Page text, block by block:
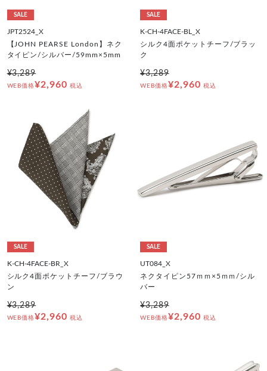
SALE
JPT2524_X
【JOHN PEARSE London】ネク
タイピン/シルバー/59mm×5mm
¥3,289
WEB価格¥2,960 税込
SALE
K-CH-4FACE-BL_X
シルク4面ポケットチーフ/ブラッ
ク
¥3,289
WEB価格¥2,960 税込
SALE
K-CH-4FACE-BR_X
シルク4面ポケットチーフ/ブラウ
ン
¥3,289
WEB価格¥2,960 税込
SALE
UT084_X
ネクタイピン57ｍｍ×5ｍｍ/シル
バー
¥3,289
WEB価格¥2,960 税込